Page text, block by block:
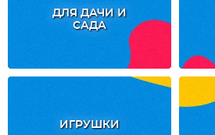
ДЛЯ ДАЧИ И
САДА
ИГРУШКИ